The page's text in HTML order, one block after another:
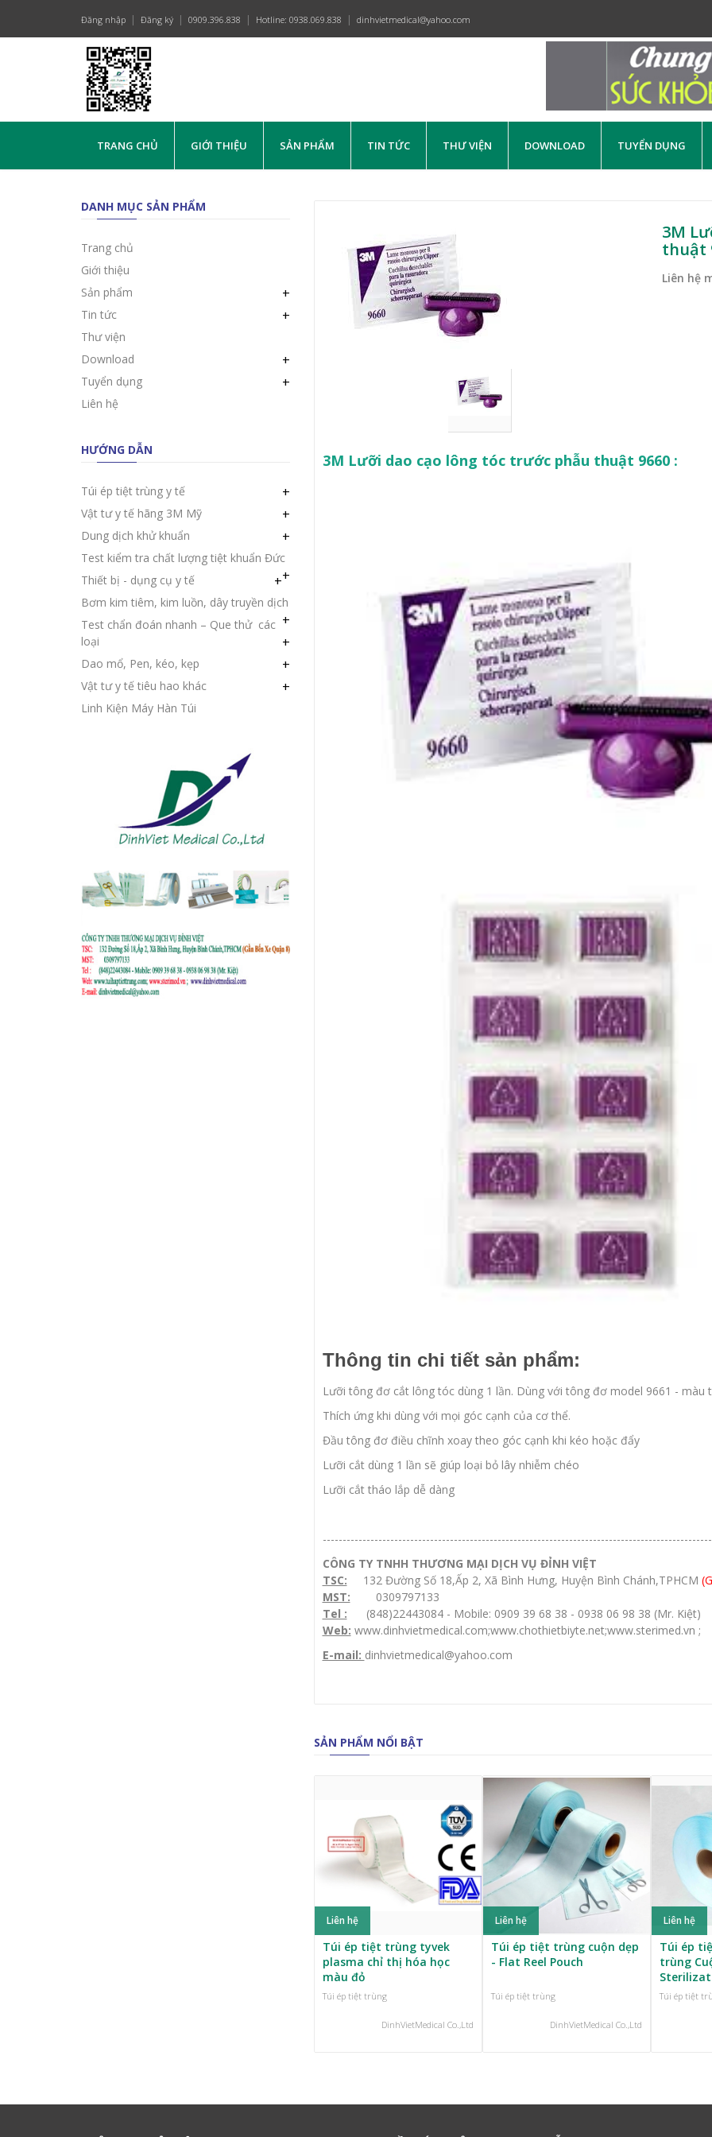
Đăng nhập Đăng ký 0909.396.838 Hotline: 0938.069.838 dinhvietmedical@yahoo.com
TRANG CHỦ GIỚI THIỆU SẢN PHẨM TIN TỨC THƯ VIỆN DOWNLOAD TUYỂN DỤNG
DANH MỤC SẢN PHẨM
Trang chủ
Giới thiệu
Sản phẩm
+
Tin tức +
Thư viện
Download
+
Tuyển dụng +
Liên hệ
HƯỚNG DẪN
Túi ép tiệt trùng y tế +
Vật tư y tế hãng 3M Mỹ +
Dung dịch khử khuẩn +
Test kiểm tra chất lượng tiệt khuẩn Đức
+
Thiết bị - dụng cụ y tế +
Bơm kim tiêm, kim luồn, dây truyền dịch
+
Test chẩn đoán nhanh – Que thử các
loại
+
Dao mổ, Pen, kéo, kẹp +
Vật tư y tế tiêu hao khác +
Linh Kiện Máy Hàn Túi
3M
thuật
Liên hệ
3M Lưỡi dao cạo lông tóc trước phẫu thuật 9660 :
Thông tin chi tiết sản phẩm:
Lưỡi tông đơ cắt lông tóc dùng 1 lần. Dùng với tông đơ model 9661 - màu
Thích ứng khi dùng với mọi góc cạnh của cơ thể.
Đầu tông đơ điều chĩnh xoay theo góc cạnh khi kéo hoặc đẩy
Lưỡi cắt dùng 1 lần sẽ giúp loại bỏ lây nhiễm chéo
Lưỡi cắt tháo lắp dễ dàng
CÔNG TY TNHH THƯƠNG MẠI DỊCH VỤ ĐỈNH VIỆT
TSC: 132 Đường Số 18,Ấp 2, Xã Bình Hưng, Huyện Bình Chánh,TPHCM
MST: 0309797133
Tel : (848)22443084 - Mobile: 0909 39 68 38 - 0938 06 98 38 (Mr. Kiệt)
Web: www.dinhvietmedical.com;www.chothietbiyte.net;www.sterimed.vn ;
E-mail: dinhvietmedical@yahoo.com
SẢN PHẨM NỔI BẬT
Liên hệ
Túi ép tiệt trùng tyvek
plasma chỉ thị hóa học
màu đỏ
Túi ép tiệt trùng
DinhVietMedical Co.,Ltd
Liên hệ
Túi ép tiệt trùng cuộn dẹp
- Flat Reel Pouch
Túi ép tiệt trùng
DinhVietMedical Co.,Ltd
Liên hệ
Túi ép
trùng
Túi ép tiệt